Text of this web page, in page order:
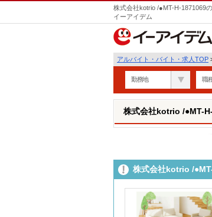
株式会社kotrio /●MT-H-1871069
イーアイデム
アルバイト・バイト・求人TOP
勤務地 職
株式会社kotrio /●MT-
株式会社kotrio /